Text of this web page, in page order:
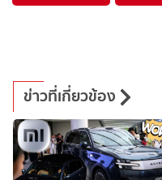
ข่าวที่เกี่ยวข้อง